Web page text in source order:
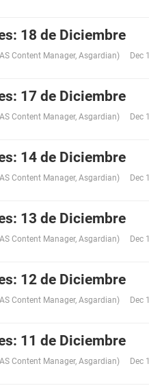
18 de Diciembre
AS Content Manager, Asgardian) Dec
17 de Diciembre
AS Content Manager, Asgardian) Dec
14 de Diciembre
AS Content Manager, Asgardian) Dec
13 de Diciembre
AS Content Manager, Asgardian) Dec
12 de Diciembre
AS Content Manager, Asgardian) Dec
11 de Diciembre
AS Content Manager, Asgardian) Dec